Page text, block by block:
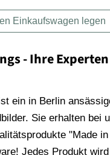
Einkaufswagen legen
- Ihre
ein in Berlin
Sie erhalten bei
"Made
Jedes Produkt